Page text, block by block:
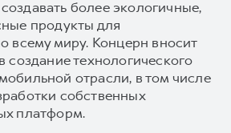
более экологичные,
продукты для
всему миру. Концерн вносит
создание технологического
отрасли, в том числе
собственных
платформ.